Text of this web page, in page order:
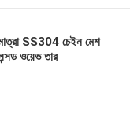
SS304 চেইন মেশ
ওয়েভ তার